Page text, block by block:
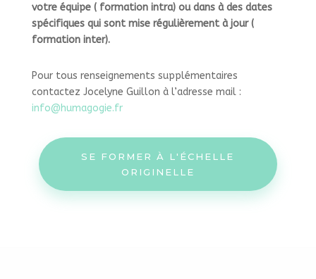
votre équipe ( formation intra) ou dans à des dates
spécifiques qui sont mise régulièrement à jour (
formation inter).
Pour tous renseignements supplémentaires
contactez Jocelyne Guillon à l’adresse mail :
info@humagogie.fr
SE FORMER À L'ÉCHELLE
ORIGINELLE